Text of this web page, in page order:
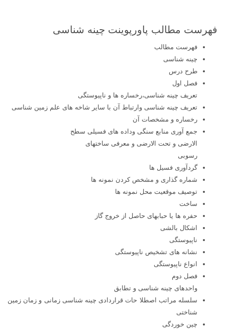
فهرست مطالب پاورپوینت چینه شناسی
فهرست مطالب
چینه شناسی
طرح درس
فصل اول
تعریف چینه شناسی،رخساره ها و ناپیوستگی
تعریف چینه شناسی وارتباط آن با سایر شاخه های علم زمین شناسی
رخساره و مشخصات آن
جمع آوری منابع سنگی وداده های فسیلی سطح
الارضی و تحت الارضی و معرفی ساختهای
رسوبی
گردآوری فسیل ها
شماره گذاری و مشخص کردن نمونه ها
توصیف موقعیت محل نمونه ها
ساخت
حفره ها یا حبابهای حاصل از خروج گاز
اشکال بالشی
ناپیوستگی
نشانه های تشخیص ناپیوستگی
انواع ناپیوستگی
فصل دوم
واحدهای چینه شناسی و تطابق
سلسله مراتب اصطلا حات قراردادی چینه شناسی زمانی و زمان زمین
شناختی
چین خوردگی